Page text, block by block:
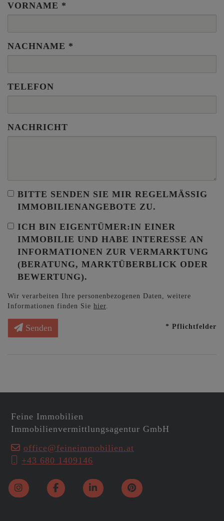
VORNAME
NACHNAME
TELEFON
NACHRICHT
BITTE SENDEN SIE MIR REGELMÄSSIG I
MMOBILIENANGEBOTE ZU.
ICH BIN EIGENTÜMER:IN EINER
IMMOBILIE UND HABE INTERESSE AN
INFORMATIONEN ZUR VERMARKTUNG
(BERATUNG, MARKTÜBERBLICK ODER
BEWERTUNG).
Wir verarbeiten Ihre personenbezogenen Daten, weitere
Informationen finden Sie hier.
Senden * Pflichtfelder
Feine Immobilien
Immobilienvermittlungsagentur GmbH
office@feineimmobilien.at
+43 680 1409146